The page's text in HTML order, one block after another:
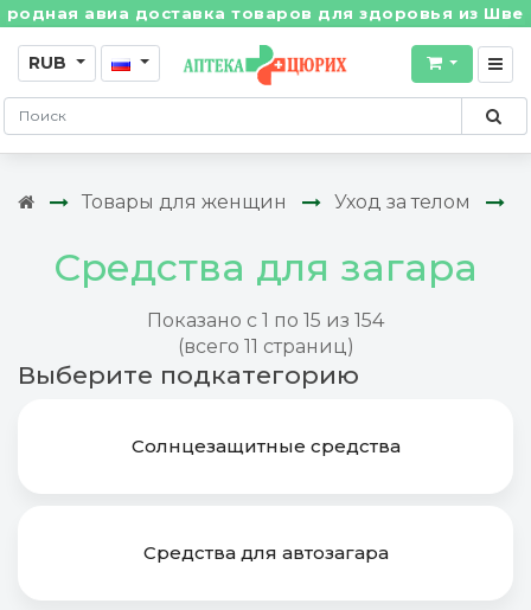
доставка товаров для здоровья из
RUB
Товары для женщин Уход за телом
Средства для загара
Показано с 1 по 15 из 154
(всего 11 страниц)
Выберите подкатегорию
Солнцезащитные средства
Средства для автозагара